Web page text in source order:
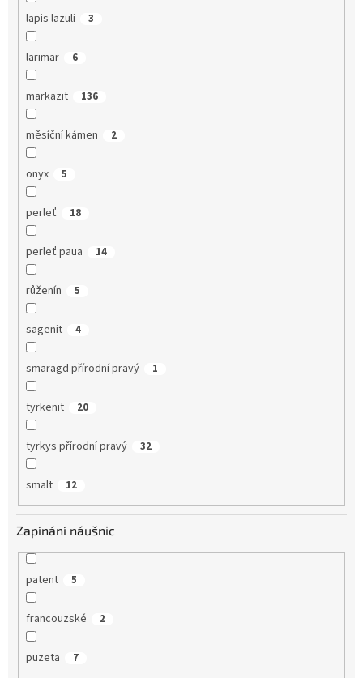
lapis lazuli 3
larimar 6
markazit 136
měsíční kámen 2
onyx 5
perleť 18
perleť paua 14
růženín 5
sagenit 4
smaragd přírodní pravý 1
tyrkenit 20
tyrkys přírodní pravý 32
smalt 12
Zapínání náušnic
patent 5
francouzské 2
puzeta 7